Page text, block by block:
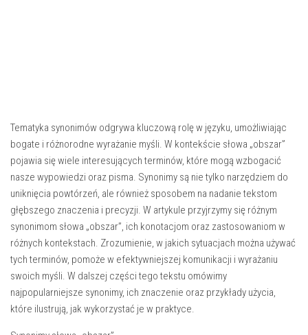
Tematyka synonimów odgrywa kluczową rolę w języku, umożliwiając
bogate i różnorodne wyrażanie myśli. W kontekście słowa „obszar”
pojawia się wiele interesujących terminów, które mogą wzbogacić
nasze wypowiedzi oraz pisma. Synonimy są nie tylko narzędziem do
uniknięcia powtórzeń, ale również sposobem na nadanie tekstom
głębszego znaczenia i precyzji. W artykule przyjrzymy się różnym
synonimom słowa „obszar”, ich konotacjom oraz zastosowaniom w
różnych kontekstach. Zrozumienie, w jakich sytuacjach można używać
tych terminów, pomoże w efektywniejszej komunikacji i wyrażaniu
swoich myśli. W dalszej części tego tekstu omówimy
najpopularniejsze synonimy, ich znaczenie oraz przykłady użycia,
które ilustrują, jak wykorzystać je w praktyce.